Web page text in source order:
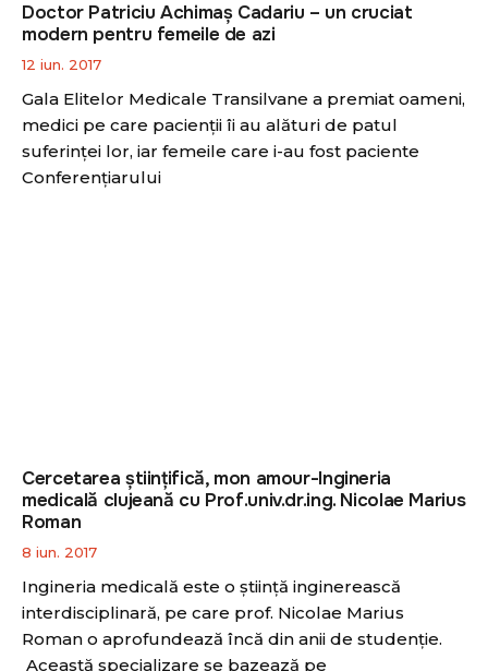
Doctor Patriciu Achimaş Cadariu – un cruciat
modern pentru femeile de azi
12 iun. 2017
Gala Elitelor Medicale Transilvane a premiat oameni,
medici pe care pacienţii îi au alături de patul
suferinţei lor, iar femeile care i-au fost paciente
Conferenţiarului
Cercetarea ştiinţifică, mon amour-Ingineria
medicală clujeană cu Prof.univ.dr.ing. Nicolae Marius
Roman
8 iun. 2017
Ingineria medicală este o ştiinţă inginerească
interdisciplinară, pe care prof. Nicolae Marius
Roman o aprofundează încă din anii de studenţie.
Această specializare se bazează pe